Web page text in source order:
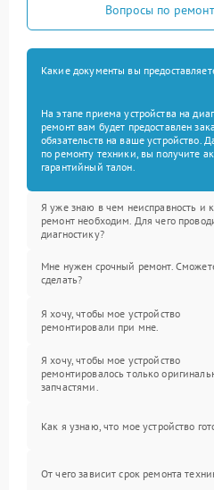
Вопросы по
Какие документы вы
На этапе приема устройства на
ремонт вам будет предоставлен
обязательств на ваше устройство.
по ремонту техники, вы получите
гарантийный талон.
Я уже знаю в чем неисправность и
ремонт необходим. Для чего
диагностику?
Мне нужен срочный ремонт.
сделать?
Я хочу, чтобы мое устройство
ремонтировали при мне.
Я хочу, чтобы мое устройство
ремонтировалось только
запчастями.
Как я узнаю, что мое устройство
От чего зависит срок ремонта